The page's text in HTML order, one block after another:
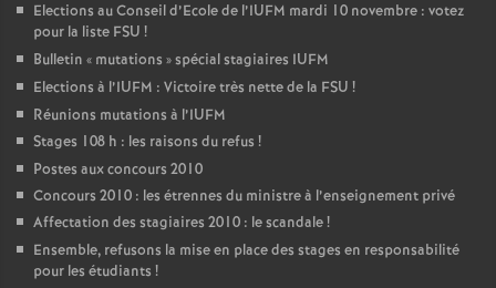
Elections au Conseil d’Ecole de l’IUFM mardi 10 novembre : votez
pour la liste FSU !
Bulletin « mutations » spécial stagiaires IUFM
Elections à l’IUFM : Victoire très nette de la FSU !
Réunions mutations à l’IUFM
Stages 108 h : les raisons du refus !
Postes aux concours 2010
Concours 2010 : les étrennes du ministre à l’enseignement privé
Affectation des stagiaires 2010 : le scandale!
Ensemble, refusons la mise en place des stages en responsabilité
pour les étudiants !